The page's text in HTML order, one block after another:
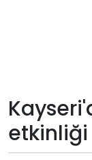
Künye
Giriş
Yap